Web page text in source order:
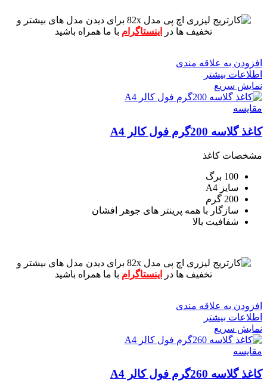
برای دیدن مدل های بیشتر و
تخفیف ها در
اینستاگرام با ما همراه باشید
افزودن به علاقه مندی
اطلاعات بیشتر
نمایش سریع
مقايسه
کاغذ گلاسه 200گرم فول کالر A4
مشخصات کاغذ
100 برگ
سایز A4
200 گرم
سازگار با همه پرینتر های جوهر افشان
شفافیت بالا
برای دیدن مدل های بیشتر و
تخفیف ها در
اینستاگرام با ما همراه باشید
افزودن به علاقه مندی
اطلاعات بیشتر
نمایش سریع
مقايسه
کاغذ گلاسه 260گرم فول کالر A4